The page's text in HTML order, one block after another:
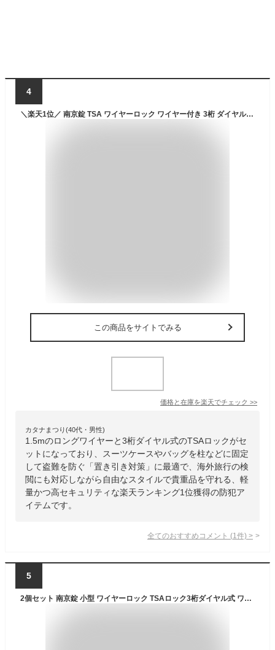
4
＼楽天1位／ 南京錠 TSA ワイヤーロック ワイヤー付き 3桁 ダイヤル式 TSAロック 1.5m 鍵 防犯 セキュリティ TL-06TW 85099 6点迄メール便OK（ko1a215）
この商品をサイトでみる
価格と在庫を楽天でチェック >>
カタナまつり(40代・男性)
1.5mのロングワイヤーと3桁ダイヤル式のTSAロックがセ
ットになっており、スーツケースやバッグを柱などに固定
して盗難を防ぐ「置き引き対策」に最適で、海外旅行の検
閲にも対応しながら自由なスタイルで貴重品を守れる、軽
量かつ高セキュリティな楽天ランキング1位獲得の防犯ア
イテムです。
全てのおすすめコメント (1 件) >
5
2個セット 南京錠 小型 ワイヤーロック TSAロック3桁ダイヤル式 ワイヤーロック 南京錠 鍵 マスターロック 暗証番号 盗難防止 荷物、スーツケース、バックパック用 海外 旅行 出張 空港 検査 アメリカ安全運輸局認定 防犯グッズ ブラック